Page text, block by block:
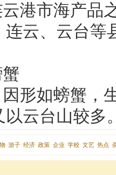
港市海产品
连云、云台等
形如螃蟹，
以云台山较多
游子 经济 政策 企业 学校 文艺 热点